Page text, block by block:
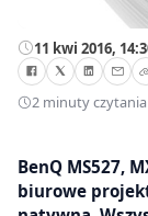
11 kwi 2016,
2 minuty czytania
BenQ MS527,
biurowe